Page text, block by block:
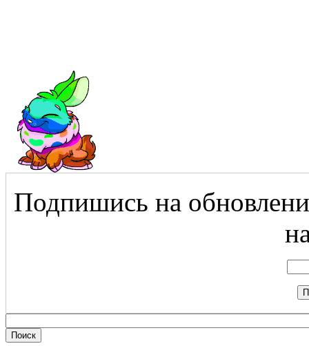
Подпишись на